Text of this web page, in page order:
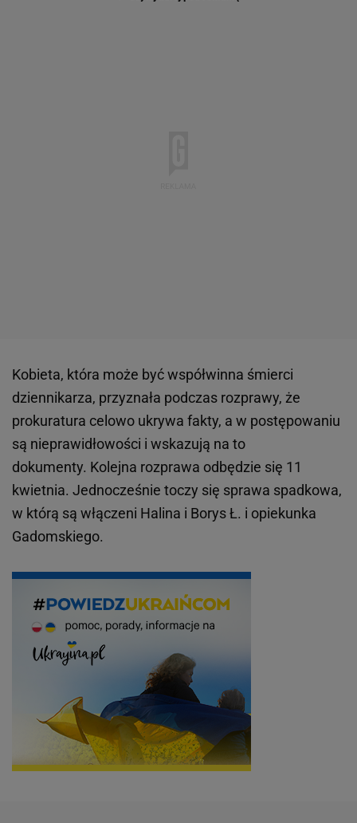
Kobieta, która może być współwinna śmierci
dziennikarza, przyznała podczas rozprawy, że
prokuratura celowo ukrywa fakty, a w postępowaniu
są nieprawidłowości i wskazują na to
dokumenty. Kolejna rozprawa odbędzie się 11
kwietnia. Jednocześnie toczy się sprawa spadkowa,
w którą są włączeni Halina i Borys Ł. i opiekunka
Gadomskiego.